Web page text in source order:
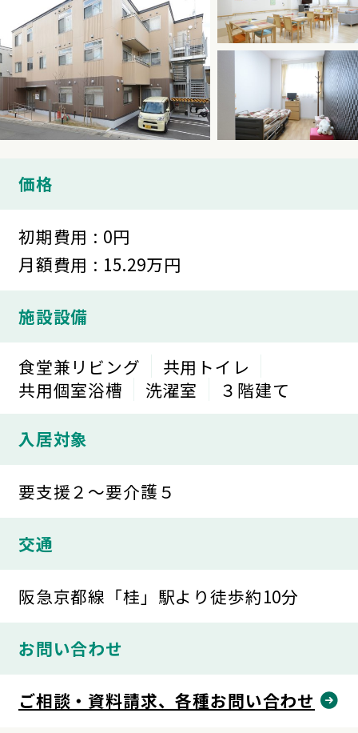
価格
初期費用 : 0円
月額費用 : 15.29万円
施設設備
食堂兼リビング
共用トイレ
共用個室浴槽
洗濯室 ３階建て
入居対象
要支援２～要介護５
交通
阪急京都線「桂」駅より徒歩約10分
お問い合わせ
ご相談・資料請求、各種お問い合わせ